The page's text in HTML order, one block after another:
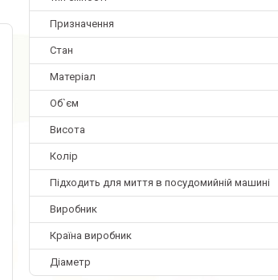
Призначення
Стан
Матеріал
Об`єм
Висота
Колір
Підходить для миття в посудомийній машині
Виробник
Країна виробник
Діаметр